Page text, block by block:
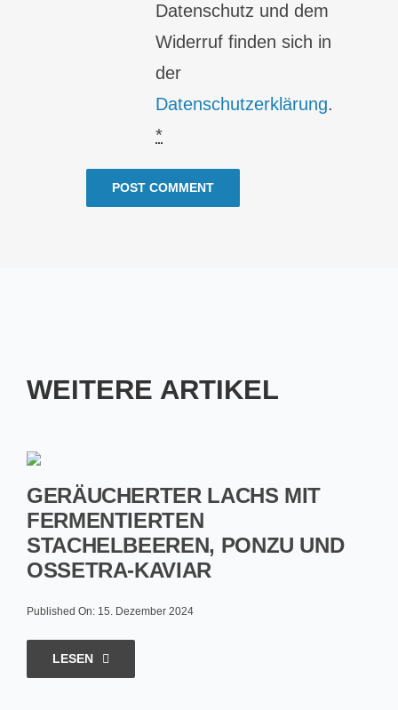
Datenschutz und dem
Widerruf finden sich in
der
Datenschutzerklärung.
*
WEITERE ARTIKEL
GERÄUCHERTER LACHS MIT
FERMENTIERTEN
STACHELBEEREN, PONZU UND
OSSETRA-KAVIAR
Published On: 15. Dezember 2024
LESEN